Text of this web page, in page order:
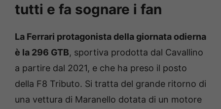
tutti e fa sognare i fan
La Ferrari protagonista della giornata odierna
è la 296 GTB, sportiva prodotta dal Cavallino
a partire dal 2021, e che ha preso il posto
della F8 Tributo. Si tratta del grande ritorno di
una vettura di Maranello dotata di un motore